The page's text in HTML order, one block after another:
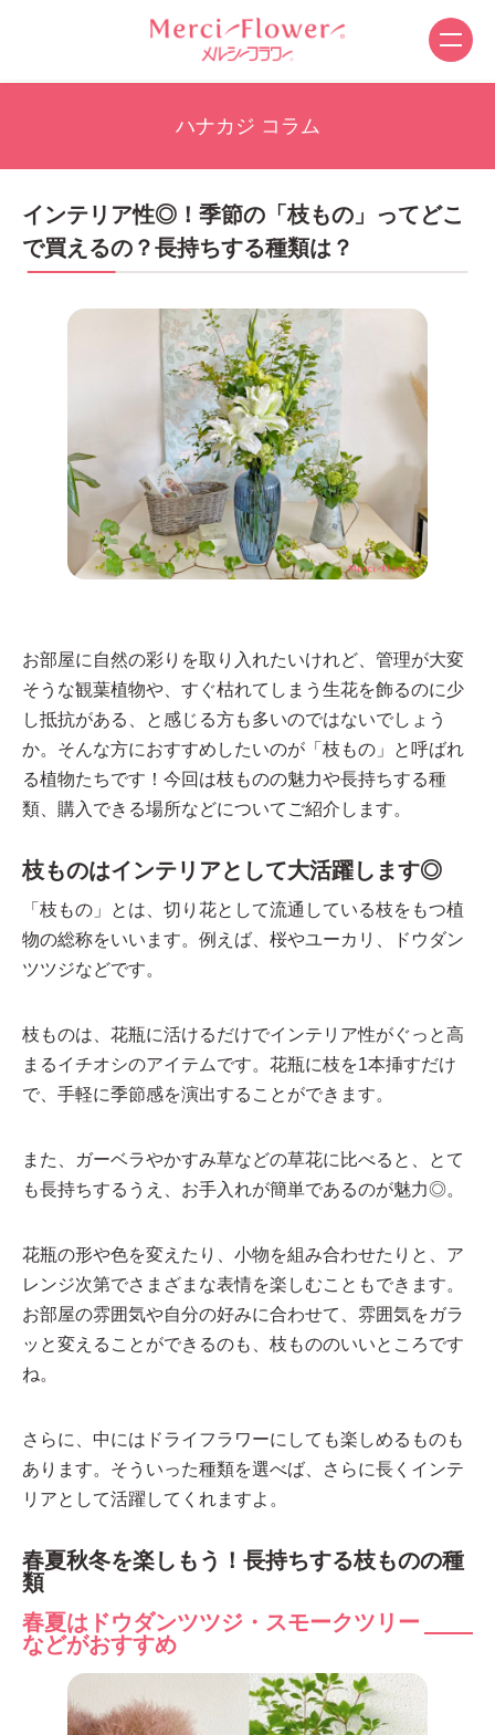
ハナカジ コラム
インテリア性◎！季節の「枝もの」ってどこ
で買えるの？長持ちする種類は？
お部屋に自然の彩りを取り入れたいけれど、管理が大変
そうな観葉植物や、すぐ枯れてしまう生花を飾るのに少
し抵抗がある、と感じる方も多いのではないでしょう
か。そんな方におすすめしたいのが「枝もの」と呼ばれ
る植物たちです！今回は枝ものの魅力や長持ちする種
類、購入できる場所などについてご紹介します。
枝ものはインテリアとして大活躍します◎
「枝もの」とは、切り花として流通している枝をもつ植
物の総称をいいます。例えば、桜やユーカリ、ドウダン
ツツジなどです。
枝ものは、花瓶に活けるだけでインテリア性がぐっと高
まるイチオシのアイテムです。花瓶に枝を1本挿すだけ
で、手軽に季節感を演出することができます。
また、ガーベラやかすみ草などの草花に比べると、とて
も長持ちするうえ、お手入れが簡単であるのが魅力◎。
花瓶の形や色を変えたり、小物を組み合わせたりと、ア
レンジ次第でさまざまな表情を楽しむこともできます。
お部屋の雰囲気や自分の好みに合わせて、雰囲気をガラ
ッと変えることができるのも、枝もののいいところです
ね。
さらに、中にはドライフラワーにしても楽しめるものも
あります。そういった種類を選べば、さらに長くインテ
リアとして活躍してくれますよ。
春夏秋冬を楽しもう！長持ちする枝ものの種
類
春夏はドウダンツツジ・スモークツリー
などがおすすめ